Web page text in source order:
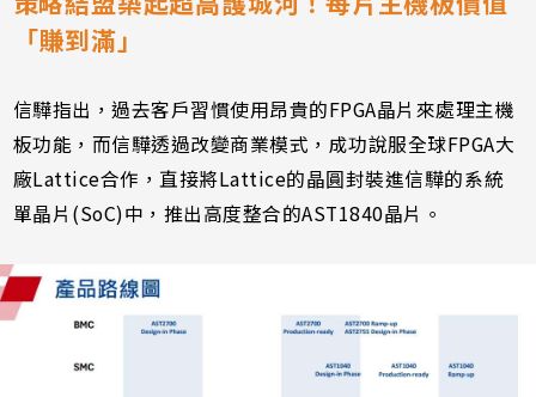
「賺到滿」
信驊指出，過去客戶習慣使用昂貴的FPGA晶片來處理主機
板功能，而信驊透過改變商業模式，成功說服全球FPGA大
廠Lattice合作，直接將Lattice的晶圓封裝進信驊的系統
單晶片(SoC)中，推出高度整合的AST1840晶片。